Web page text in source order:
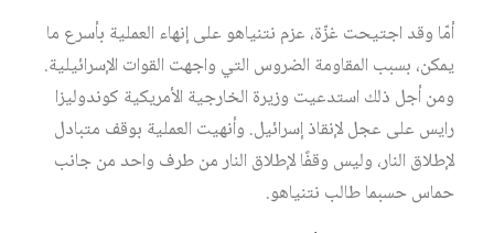
أمّا وقد اجتيحت غزّة، عزم نتنياهو على إنهاء العملية بأسرع ما
يمكن، بسبب المقاومة الضروس التي واجهت القوات الإسرائيلية.
ومن أجل ذلك استدعيت وزيرة الخارجية الأمريكية كوندوليزا
رايس على عجل لإنقاذ إسرائيل. وأنهيت العملية بوقف متبادل
لإطلاق النار، وليس وقفًا لإطلاق النار من طرف واحد من جانب
حماس حسبما طالب نتنياهو.